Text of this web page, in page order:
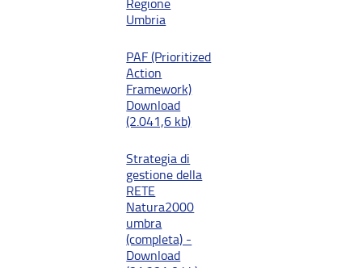
Regione
Umbria
PAF (Prioritized
Action
Framework)
Download
(2.041,6 kb)
Strategia di
gestione della
RETE
Natura2000
umbra
(completa) -
Download